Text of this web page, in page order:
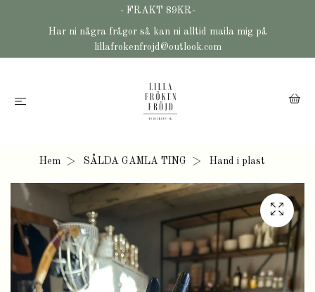
- FRAKT 89KR-
Har ni några frågor så kan ni alltid maila mig på
lillafrokenfrojd@outlook.com
Hem SÅLDA GAMLA TING Hand i plast